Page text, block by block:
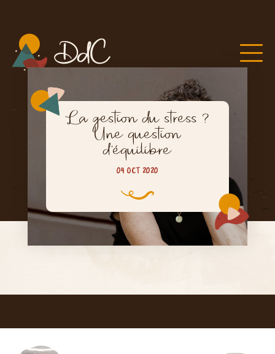
La gestion du stress ?
Une question
d’équilibre
04 OCT 2020